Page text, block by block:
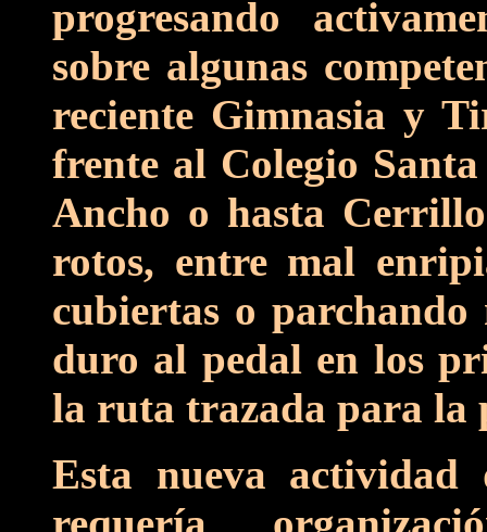
progresando
sobre algunas
reciente Gimnasia y
frente al Colegio
Ancho o hasta
rotos, entre mal
cubiertas o
duro al pedal en los
la ruta trazada para la
Esta nueva actividad